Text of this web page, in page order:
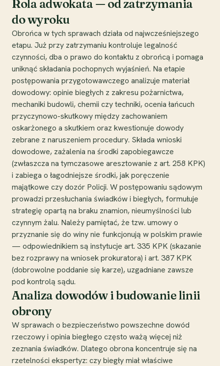
Rola adwokata — od zatrzymania
do wyroku
Obrońca w tych sprawach działa od najwcześniejszego
etapu. Już przy zatrzymaniu kontroluje legalność
czynności, dba o prawo do kontaktu z obrońcą i pomaga
uniknąć składania pochopnych wyjaśnień. Na etapie
postępowania przygotowawczego analizuje materiał
dowodowy: opinie biegłych z zakresu pożarnictwa,
mechaniki budowli, chemii czy techniki, ocenia łańcuch
przyczynowo-skutkowy między zachowaniem
oskarżonego a skutkiem oraz kwestionuje dowody
zebrane z naruszeniem procedury. Składa wnioski
dowodowe, zażalenia na środki zapobiegawcze
(zwłaszcza na tymczasowe aresztowanie z art. 258 KPK)
i zabiega o łagodniejsze środki, jak poręczenie
majątkowe czy dozór Policji. W postępowaniu sądowym
prowadzi przesłuchania świadków i biegłych, formułuje
strategię opartą na braku znamion, nieumyślności lub
czynnym żalu. Należy pamiętać, że tzw. umowy o
przyznanie się do winy nie funkcjonują w polskim prawie
— odpowiednikiem są instytucje art. 335 KPK (skazanie
bez rozprawy na wniosek prokuratora) i art. 387 KPK
(dobrowolne poddanie się karze), uzgadniane zawsze
pod kontrolą sądu.
Analiza dowodów i budowanie linii
obrony
W sprawach o bezpieczeństwo powszechne dowód
rzeczowy i opinia biegłego często ważą więcej niż
zeznania świadków. Dlatego obrona koncentruje się na
rzetelności ekspertyz: czy biegły miał właściwe